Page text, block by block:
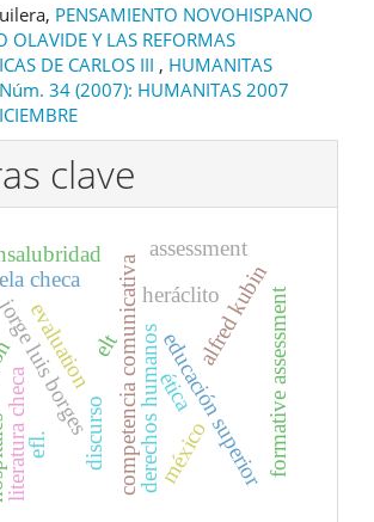
PENSAMIENTO NOVOHISPANO
OLAVIDE Y LAS REFORMAS
DE CARLOS III , HUMANITAS
34 (2007): HUMANITAS 2007
clave
discursocompetencia comunicativaeducación superior
borges heráclito
derechos humanosética
méxico
alfred kubin
checa
literatura checa
assessment
evaluation formative assessment
elt
efl.